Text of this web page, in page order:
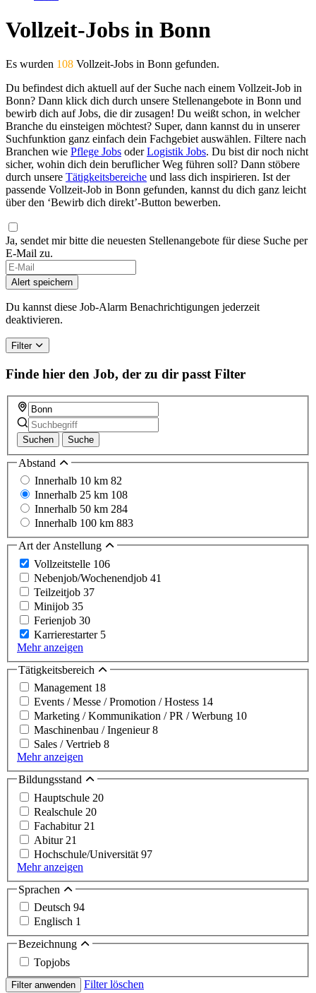
Vollzeit-Jobs in Bonn
Es wurden 108 Vollzeit-Jobs in Bonn gefunden.
Du befindest dich aktuell auf der Suche nach einem Vollzeit-Job in
Bonn? Dann klick dich durch unsere Stellenangebote in Bonn und
bewirb dich auf Jobs, die dir zusagen! Du weißt schon, in welcher
Branche du einsteigen möchtest? Super, dann kannst du in unserer
Suchfunktion ganz einfach dein Fachgebiet auswählen. Filtere nach
Branchen wie Pflege Jobs oderLogistik Jobs. Du bist dir noch nicht
sicher, wohin dich dein beruflicher Weg führen soll? Dann stöbere
durch unsere Tätigkeitsbereiche und lass dich inspirieren. Ist der
passende Vollzeit-Job in Bonn gefunden, kannst du dich ganz leicht
über den ‘Bewirb dich direkt’-Button bewerben.
Ja, sendet mir bitte die neuesten Stellenangebote für diese Suche per
E-Mail zu.
If
you
are
a
human,
this
field
Alert speichern
Du kannst diese Job-Alarm Benachrichtigungen jederzeit
deaktivieren.
Filter
Finde hier den Job, der zu dir passt Filter
Suchen Suche
Abstand
Innerhalb 10 km 82
Innerhalb 25 km 108
Innerhalb 50 km 284
Innerhalb 100 km 883
Art der Anstellung
Vollzeitstelle 106
Nebenjob/Wochenendjob 41
Teilzeitjob 37
Minijob 35
Ferienjob 30
Karrierestarter 5
Mehr anzeigen
Tätigkeitsbereich
Management 18
Events / Messe / Promotion / Hostess 14
Marketing / Kommunikation / PR / Werbung 10
Maschinenbau / Ingenieur8
Sales / Vertrieb 8
Mehr anzeigen
Bildungsstand
Hauptschule 20
Realschule 20
Fachabitur 21
Abitur 21
Hochschule/Universität 97
Mehr anzeigen
Sprachen
Deutsch 94
Englisch 1
Bezeichnung
Topjobs
Filter anwenden
Filter löschen